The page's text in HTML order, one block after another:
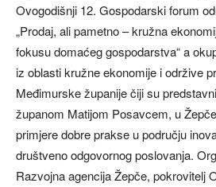
Ovogodišnji 12. Gospodarski forum
„Prodaj, ali pametno – kružna
fokusu domaćeg gospodarstva“ a
iz oblasti kružne ekonomije i održive
Međimurske županije čiji su
županom Matijom Posavcem, u
primjere dobre prakse u području
društveno odgovornog poslovanja.
Razvojna agencija Žepče, pokrovitelj